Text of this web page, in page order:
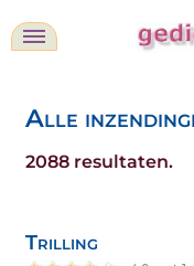
Alle
2088 resultaten.
Trilling